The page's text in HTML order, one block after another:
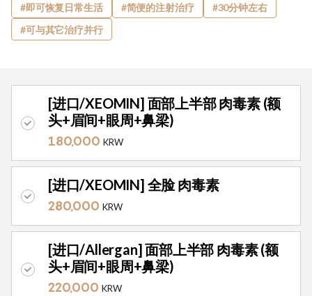
#即可恢复日常生活 #简便的注射治疗
#30分钟左右
#可与其它治疗并行
[进口/XEOMIN] 面部上半部 肉毒素 (额
头+眉间+眼周+鼻梁)
180,000 KRW
[进口/XEOMIN] 全脸 肉毒素
280,000 KRW
[进口/Allergan] 面部上半部 肉毒素 (额
头+眉间+眼周+鼻梁)
220,000 KRW